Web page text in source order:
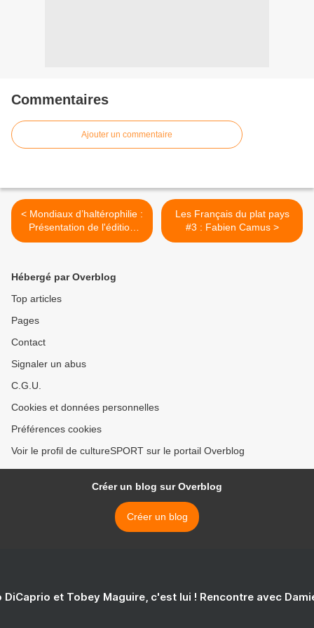
Commentaires
Ajouter un commentaire
< Mondiaux d’haltérophilie :
Présentation de l'édition
2011
Les Français du plat pays
#3 : Fabien Camus >
Hébergé par Overblog
Top articles
Pages
Contact
Signaler un abus
C.G.U.
Cookies et données personnelles
Préférences cookies
Voir le profil de cultureSPORT sur le portail Overblog
Créer un blog sur Overblog
Créer un blog
DiCaprio et Tobey Maguire, c'est lui ! Rencontre avec